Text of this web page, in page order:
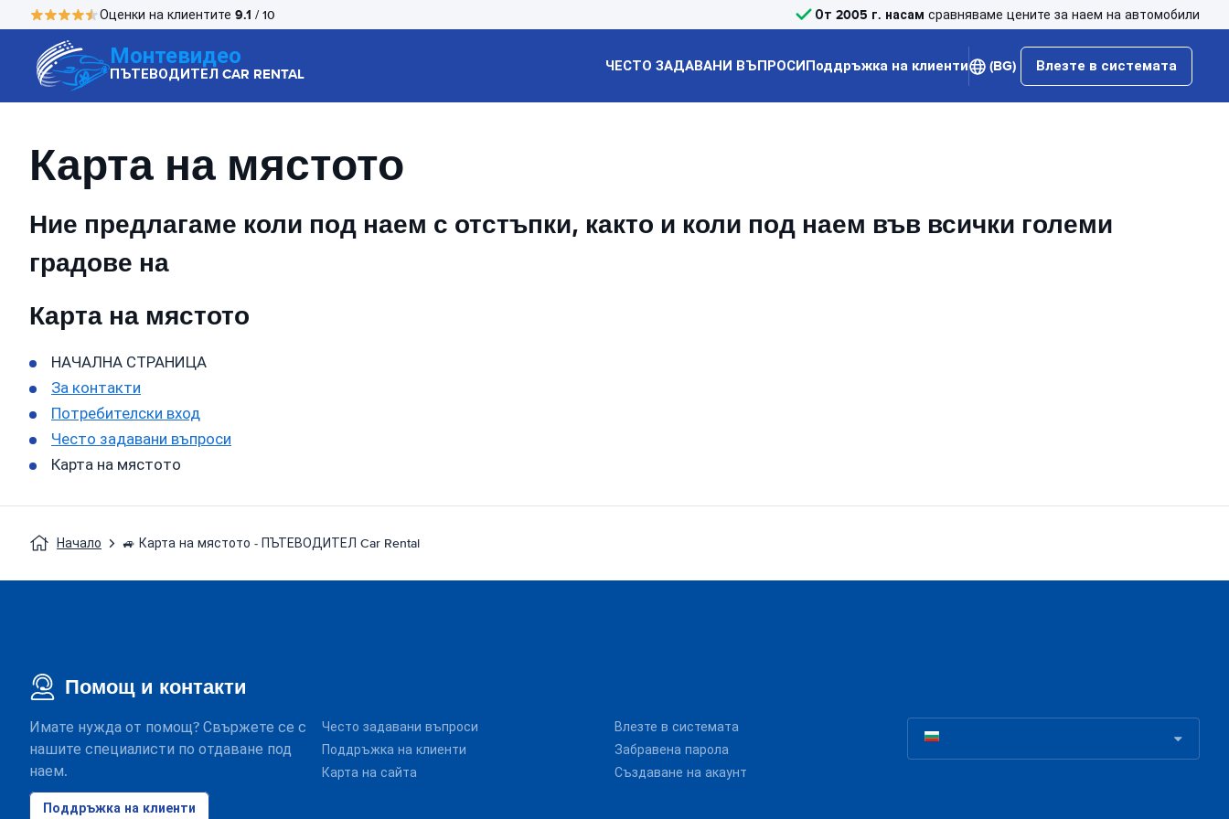
Оценки на клиентите 9.1 / 10 От 2005 г. насам сравняваме цените за наем на автомобили
Монтевидео
ПЪТЕВОДИТЕЛ CAR RENTAL ЧЕСТО ЗАДАВАНИ ВЪПРОСИПоддръжка на клиенти (BG) Влезте в системата
Карта на мястото
Ние предлагаме коли под наем с отстъпки, както и коли под наем във всички големи
градове на
Карта на мястото
НАЧАЛНА СТРАНИЦА
За контакти
Потребителски вход
Често задавани въпроси
Карта на мястото
Начало 🚙 Карта на мястото - ПЪТЕВОДИТЕЛ Car Rental
Помощ и контакти
Имате нужда от помощ? Свържете се с
нашите специалисти по отдаване под
наем.
Поддръжка на клиенти
Често задавани въпроси
Поддръжка на клиенти
Карта на сайта
Влезте в системата
Забравена парола
Създаване на акаунт